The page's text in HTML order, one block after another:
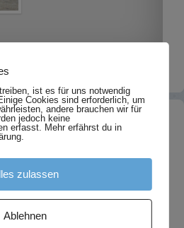
Juni 2022
sind online
ist es für uns notwendig
Cookies sind erforderlich, um
andere brauchen wir für
jedoch keine
erfasst. Mehr erfährst du in
zulassen
Ablehnen